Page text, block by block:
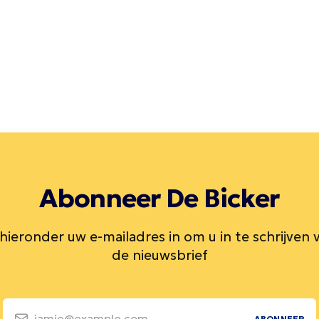
Abonneer De Bicker
uw e-mailadres in om u in te schrijven
de nieuwsbrief